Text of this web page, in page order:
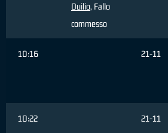
Duilio, Fallo
commesso
10:16 21-11
10:22 21-11